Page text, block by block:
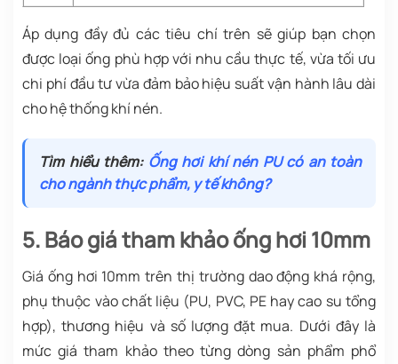
Áp dụng đầy đủ các tiêu chí trên sẽ giúp bạn chọn
được loại ống phù hợp với nhu cầu thực tế, vừa tối ưu
chi phí đầu tư vừa đảm bảo hiệu suất vận hành lâu dài
cho hệ thống khí nén.
Tìm hiểu thêm: Ống hơi khí nén PU có an toàn
cho ngành thực phẩm, y tế không?
5. Báo giá tham khảo ống hơi 10mm
Giá ống hơi 10mm trên thị trường dao động khá rộng,
phụ thuộc vào chất liệu (PU, PVC, PE hay cao su tổng
hợp), thương hiệu và số lượng đặt mua. Dưới đây là
mức giá tham khảo theo từng dòng sản phẩm phổ